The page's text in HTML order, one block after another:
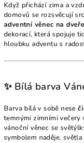
Když přichází zima a
domovů se rozsvěcují
adventní věnec na dveře
dekorací, která spojuje
hloubku adventu s
✨ Bílá barva
Barva bílá v sobě nese
temnými zimními
vánoční věnec se
symbolem naděje,